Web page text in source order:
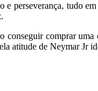
perseverança, tudo
comprar
atitude de Neymar Jr